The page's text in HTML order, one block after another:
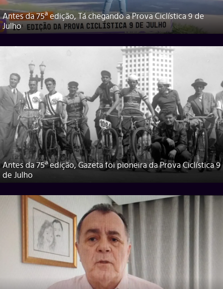
Antes da 75ª edição, Tá chegando a Prova Ciclística 9 de
Julho
Antes da 75ª edição, Gazeta foi pioneira da Prova Ciclística 9
de Julho